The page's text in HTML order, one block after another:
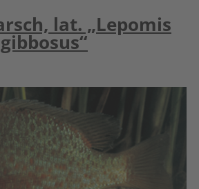
lat. „Lepomis
gibbosus“